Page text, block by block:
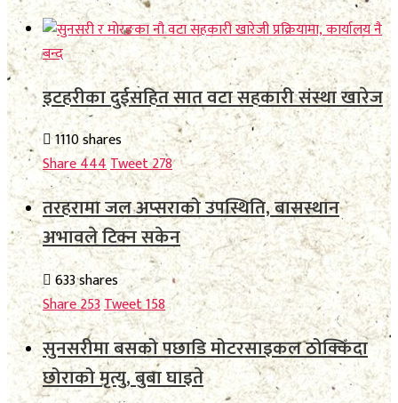
इटहरीका दुईसहित सात वटा सहकारी संस्था खारेज
1110 shares
Share444Tweet278
तरहरामा जल अप्सराको उपस्थिति, बासस्थान
अभावले टिक्न सकेन
633 shares
Share253Tweet158
सुनसरीमा बसको पछाडि मोटरसाइकल ठोक्किँदा
छोराको मृत्यु, बुबा घाइते